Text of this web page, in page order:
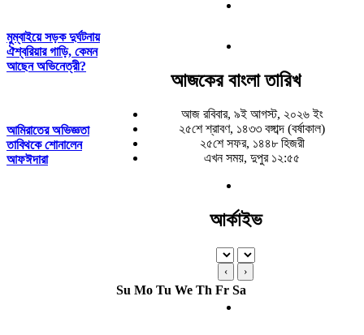
মুম্বাইয়ে সড়ক দুর্ঘটনায়
ঐশ্বরিয়ার গাড়ি, কেমন
আছেন অভিনেত্রী?
আমিরাতের অভিজ্ঞতা
তাবিথকে শোনালেন
আফঈদারা
আজকের বাংলা তারিখ
আজ রবিবার, ৯ই আগস্ট, ২০২৬ ইং
২৫শে শ্রাবণ, ১৪৩৩ বঙ্গাব্দ (বর্ষাকাল)
২৫শে সফর, ১৪৪৮ হিজরী
এখন সময়, দুপুর ১২:৫৫
আর্কাইভ
‹ ›
Su Mo Tu We Th Fr Sa